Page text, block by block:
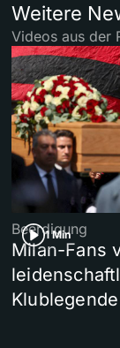
Weitere
Videos aus der
1 Min
Beerdigung
Milan-Fans